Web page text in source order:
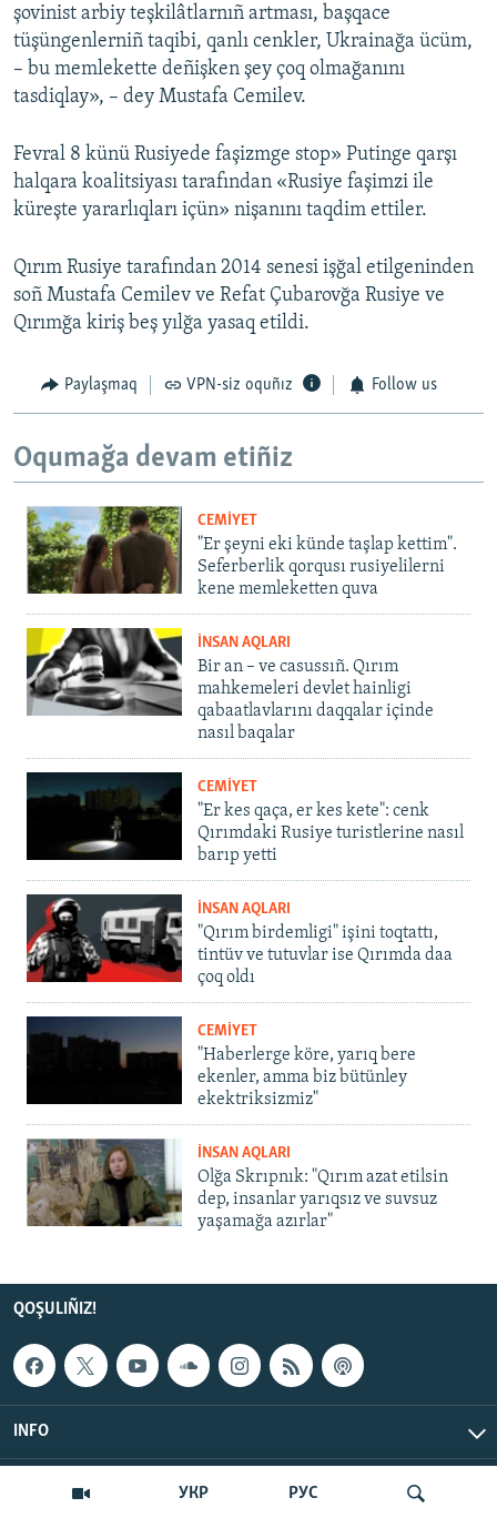
УКР РУС
şovinist arbiy teşkilâtlarnıñ artması, başqace
tüşüngenlerniñ taqibi, qanlı cenkler, Ukrainağa ücüm,
– bu memlekette deñişken şey çoq olmağanını
tasdiqlay», – dey Mustafa Cemilev.
Fevral 8 künü Rusiyede faşizmge stop» Putinge qarşı
halqara koalitsiyası tarafından «Rusiye faşimzi ile
küreşte yararlıqları içün» nişanını taqdim ettiler.
Qırım Rusiye tarafından 2014 senesi işğal etilgeninden
soñ Mustafa Cemilev ve Refat Çubarovğa Rusiye ve
Qırımğa kiriş beş yılğa yasaq etildi.
Paylaşmaq VPN-siz oquñız Follow us
Oqumağa devam etiñiz
CEMİYET
"Er şeyni eki künde taşlap kettim".
Seferberlik qorqusı rusiyelilerni
kene memleketten quva
İNSAN AQLARI
Bir an – ve casussıñ. Qırım
mahkemeleri devlet hainligi
qabaatlavlarını daqqalar içinde
nasıl baqalar
CEMİYET
"Er kes qaça, er kes kete": cenk
Qırımdaki Rusiye turistlerine nasıl
barıp yetti
İNSAN AQLARI
"Qırım birdemligi" işini toqtattı,
tintüv ve tutuvlar ise Qırımda daa
çoq oldı
CEMİYET
"Haberlerge köre, yarıq bere
ekenler, amma biz bütünley
ekektriksizmiz"
İNSAN AQLARI
Olğa Skrıpnık: "Qırım azat etilsin
dep, insanlar yarıqsız ve suvsuz
yaşamağa azırlar"
QOŞULIÑIZ!
INFO
© Qırım.Aqiqat, 2026 | All Rights Reserved.